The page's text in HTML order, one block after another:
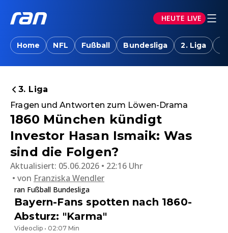
HEUTE LIVE
Home NFL Fußball Bundesliga 2. Liga
3. Liga
Fragen und Antworten zum Löwen-Drama
1860 München kündigt
Investor Hasan Ismaik: Was
sind die Folgen?
Aktualisiert: 05.06.2026 • 22:16 Uhr
von Franziska Wendler
ran Fußball Bundesliga
Bayern-Fans spotten nach 1860-
Absturz: "Karma"
Videoclip • 02:07 Min